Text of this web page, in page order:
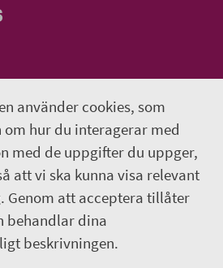
använder cookies, som
hur du interagerar med
med de uppgifter du uppger,
att vi ska kunna visa relevant
Genom att acceptera tillåter
behandlar dina
beskrivningen.